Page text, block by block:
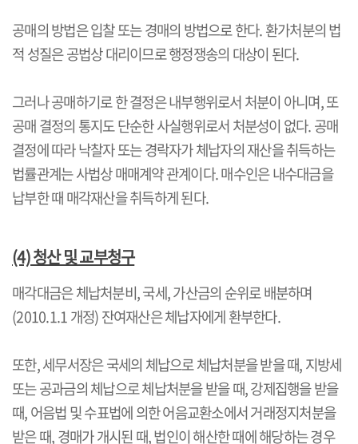
공매의 방법은 입찰 또는 경매의 방법으로 한다.환가처분의 법
적 성질은 공법상 대리이므로 행정쟁송의 대상이 된다.
그러나 공매하기로 한 결정은 내부행위로서 처분이 아니며,또
공매 결정의 통지도 단순한 사실행위로서 처분성이 없다.공매
결정에 따라 낙찰자 또는 경락자가 체납자의 재산을 취득하는
법률관계는 사법상 매매계약 관계이다.매수인은 내수대금을
납부한 때 매각재산을 취득하게 된다.
(4)청산 및 교부청구
매각대금은 체납처분비,국세,가산금의 순위로 배분하며
(2010.1.1개정)잔여재산은 체납자에게 환부한다.
또한,세무서장은 국세의 체납으로 체납처분을 받을 때,지방세
또는 공과금의 체납으로 체납처분을 받을 때,강제집행을 받을
때,어음법 및 수표법에 의한 어음교환소에서 거래정지처분을
받은 때,경매가 개시된 때,법인이 해산한 때에 해당하는 경우